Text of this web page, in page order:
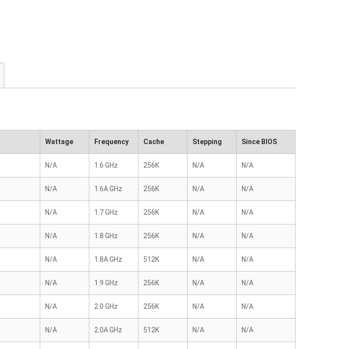
Wattage Frequency Cache Stepping Since BIOS
N/A 1.6 GHz 256K N/A N/A
N/A 1.6A GHz 256K N/A N/A
N/A 1.7 GHz 256K N/A N/A
N/A 1.8 GHz 256K N/A N/A
N/A 1.8A GHz 512K N/A N/A
N/A 1.9 GHz 256K N/A N/A
N/A 2.0 GHz 256K N/A N/A
N/A 2.0A GHz 512K N/A N/A